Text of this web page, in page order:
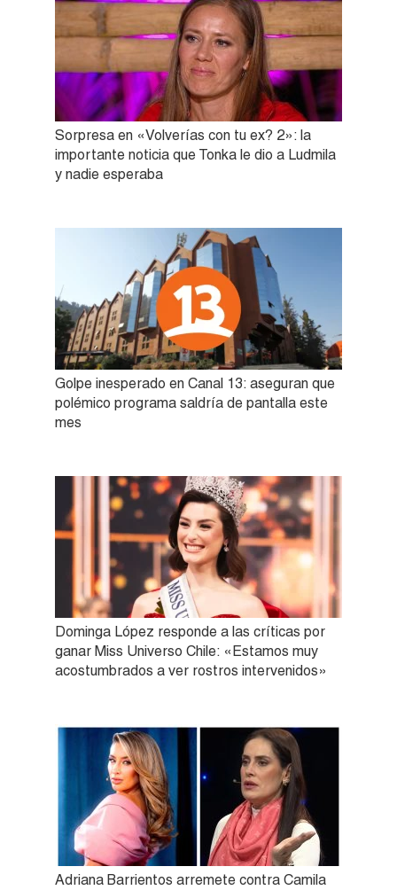
Sorpresa en «Volverías con tu ex? 2»: la
importante noticia que Tonka le dio a Ludmila
y nadie esperaba
Golpe inesperado en Canal 13: aseguran que
polémico programa saldría de pantalla este
mes
Dominga López responde a las críticas por
ganar Miss Universo Chile: «Estamos muy
acostumbrados a ver rostros intervenidos»
Adriana Barrientos arremete contra Camila